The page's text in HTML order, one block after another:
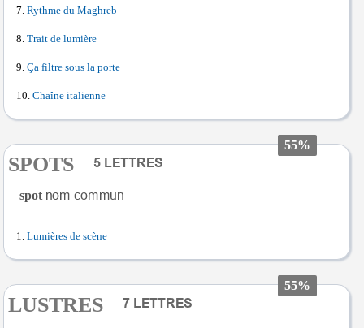
Rythme du Maghreb
Trait de lumière
Ça filtre sous la porte
Chaîne italienne
55%
SPOTS
spot
Lumières de scène
55%
LUSTRES